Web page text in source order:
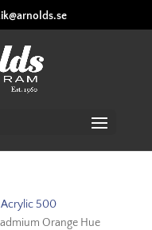
Acrylic 500
Orange Hue